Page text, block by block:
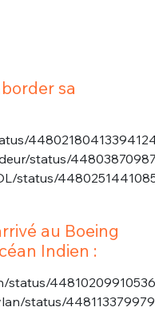
sa
status/
status/
au Boeing
Indien :
status/